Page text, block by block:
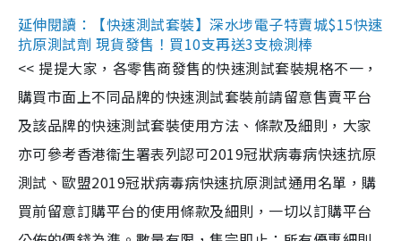
延伸閱讀：【快速測試套裝】深水埗電子特賣城$15快速
抗原測試劑 現貨發售！買10支再送3支檢測棒
<< 提提大家，各零售商發售的快速測試套裝規格不一，
購買市面上不同品牌的快速測試套裝前請留意售賣平台
及該品牌的快速測試套裝使用方法、條款及細則，大家
亦可參考香港衞生署表列認可2019冠狀病毒病快速抗原
測試、歐盟2019冠狀病毒病快速抗原測試通用名單，購
買前留意訂購平台的使用條款及細則，一切以訂購平台